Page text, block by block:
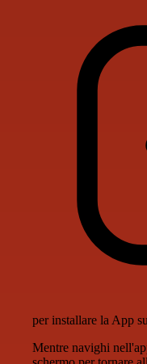
per installare la App
Mentre navighi